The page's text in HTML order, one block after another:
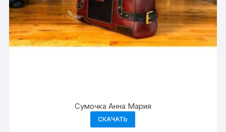
Сумочка Анна Мария
СКАЧАТЬ